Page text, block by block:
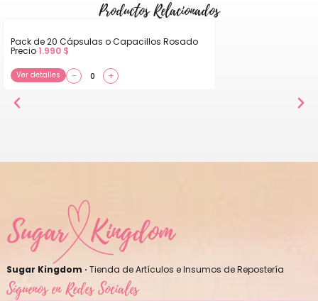
Productos Relacionados
Pack de 20 Cápsulas o Capacillos Rosado
Precio 1.990 $
Ver detalles − +
Sugar Kingdom · Tienda de Artículos e Insumos de Repostería
Síguenos en Redes Sociales